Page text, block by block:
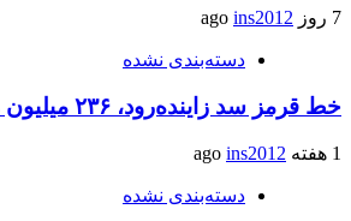
7 روز ago ins2012
دسته‌بندی نشده
خط قرمز سد زاینده‌رود، ۲۳۶ میلیون مترمکعب است
1 هفته ago ins2012
دسته‌بندی نشده